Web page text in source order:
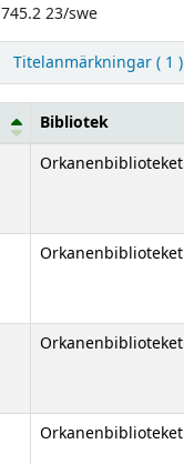
745.2 23/swe
Titelanmärkningar ( 1 )
Bibliotek
Orkanenbiblioteket
Orkanenbiblioteket
Orkanenbiblioteket
Orkanenbiblioteket